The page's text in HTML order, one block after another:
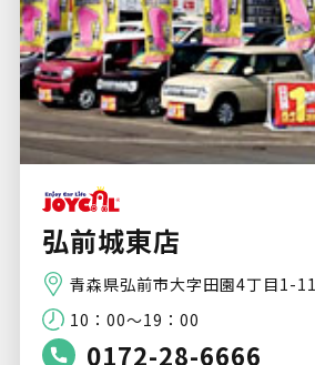
弘前城東店
青森県弘前市大字田園4丁目1-11
10：00～19：00
0172-28-6666